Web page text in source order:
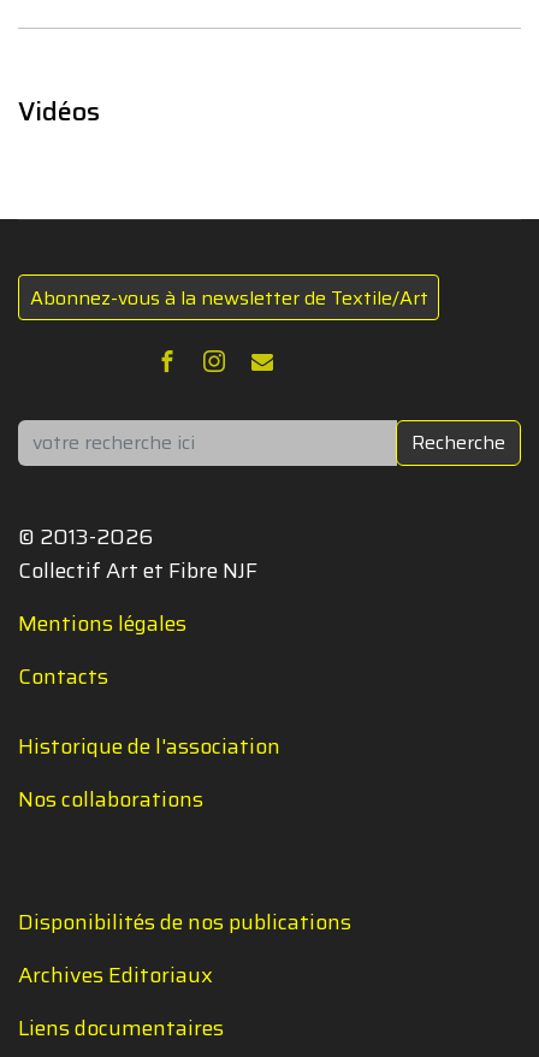
Vidéos
Abonnez-vous à la newsletter de Textile/Art
Rechercher Recherche
© 2013-2026
Collectif Art et Fibre NJF
Mentions légales
Contacts
Historique de l'association
Nos collaborations
Disponibilités de nos publications
Archives Editoriaux
Liens documentaires